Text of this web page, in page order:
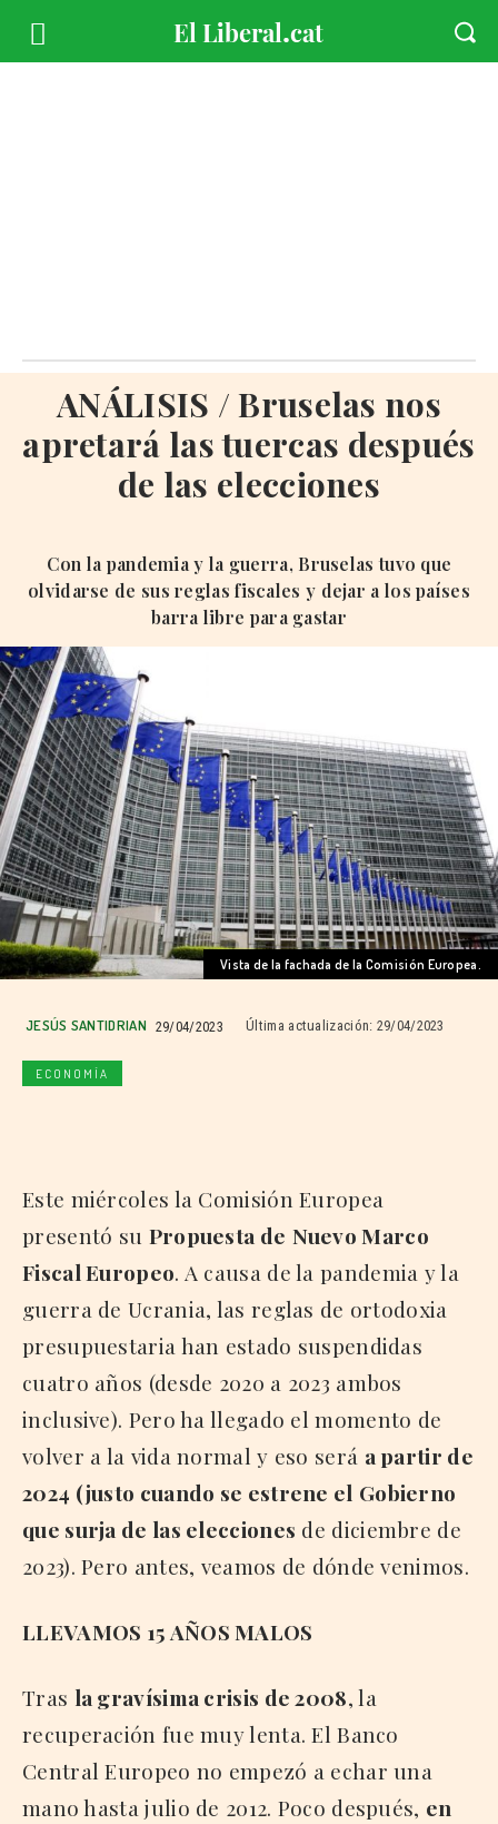
ANÁLISIS / Bruselas nos
apretará las tuercas después
de las elecciones
Con la pandemia y la guerra, Bruselas tuvo que
olvidarse de sus reglas fiscales y dejar a los países
barra libre para gastar
Vista de la fachada de la Comisión Europea.
JESÚS SANTIDRIAN 29/04/2023 Última actualización: 29/04/2023
ECONOMÍA
Este miércoles la Comisión Europea
presentó su Propuesta de Nuevo Marco
Fiscal Europeo. A causa de la pandemia y la
guerra de Ucrania, las reglas de ortodoxia
presupuestaria han estado suspendidas
cuatro años (desde 2020 a 2023 ambos
inclusive). Pero ha llegado el momento de
volver a la vida normal y eso será a partir de
2024 (justo cuando se estrene el Gobierno
que surja de las elecciones de diciembre de
2023). Pero antes, veamos de dónde venimos.
LLEVAMOS 15 AÑOS MALOS
Tras la gravísima crisis de 2008, la
recuperación fue muy lenta. El Banco
Central Europeo no empezó a echar una
mano hasta julio de 2012. Poco después, en